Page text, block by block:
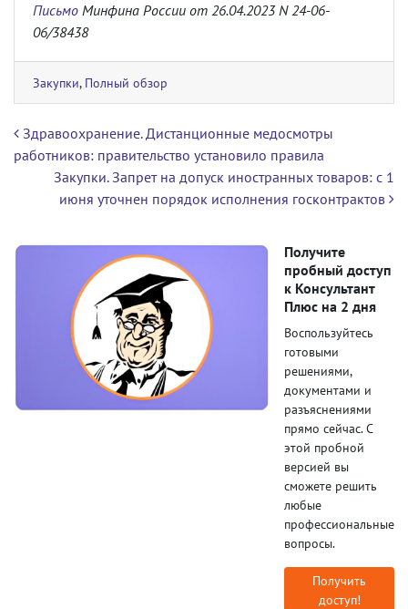
Письмо Минфина России от 26.04.2023 N 24-06-
06/38438
Закупки, Полный обзор
Навигация по записям
Здравоохранение. Дистанционные медосмотры
работников: правительство установило правила
Закупки. Запрет на допуск иностранных товаров: с 1
июня уточнен порядок исполнения госконтрактов
Получите
пробный доступ
к Консультант
Плюс на 2 дня
Воспользуйтесь
готовыми
решениями,
документами и
разъяснениями
прямо сейчас. С
этой пробной
версией вы
сможете решить
любые
профессиональные
вопросы.
Получить
доступ!